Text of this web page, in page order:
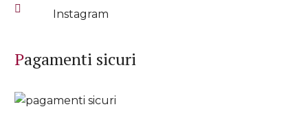
Instagram
Pagamenti sicuri